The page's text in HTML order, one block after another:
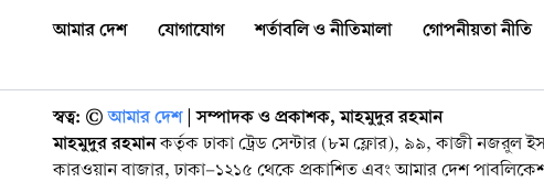
সদস্যের আপিল বিভাগ রোববার এ আদেশ দেন।
সেফাতুল্লাহ'র
আমার দেশ যোগাযোগ শর্তাবলি ও নীতিমালা গোপনীয়তা নীতি
স্বত্ব: ©️ আমার দেশ| সম্পাদক ও প্রকাশক, মাহমুদুর রহমান
মাহমুদুর রহমানকর্তৃক ঢাকা ট্রেড সেন্টার (৮ম ফ্লোর), ৯৯, কাজী নজরুল
কারওয়ান বাজার, ঢাকা-১২১৫ থেকে প্রকাশিত এবং আমার দেশ